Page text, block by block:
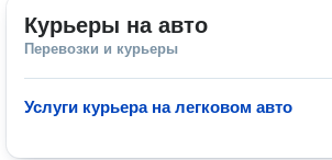
Курьеры на авто
Перевозки и курьеры
Услуги курьера на легковом авто